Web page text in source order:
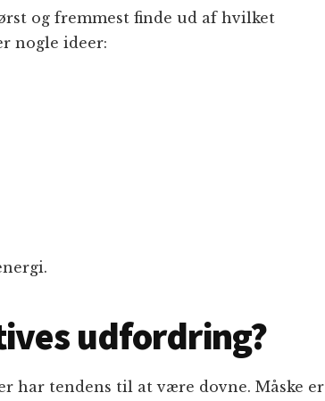
og fremmest finde ud af hvilket
nogle ideer:
udfordring?
har tendens til at være dovne. Måske er